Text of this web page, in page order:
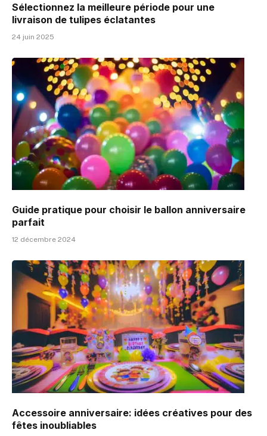
Sélectionnez la meilleure période pour une
livraison de tulipes éclatantes
24 juin 2025
Guide pratique pour choisir le ballon anniversaire
parfait
12 décembre 2024
Accessoire anniversaire: idées créatives pour des
fêtes inoubliables